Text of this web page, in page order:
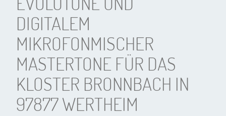
DIGITALEM
MIKROFONMISCHER
MASTERTONE FÜR DAS
KLOSTER BRONNBACH IN
97877 WERTHEIM